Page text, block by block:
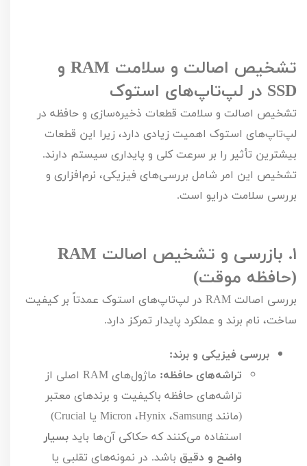
تشخیص اصالت و سلامت RAM و
SSD در لپ‌تاپ‌های استوک
تشخیص اصالت و سلامت قطعات ذخیره‌سازی و حافظه در
لپ‌تاپ‌های استوک اهمیت زیادی دارد، زیرا این قطعات
بیشترین تأثیر را بر سرعت کلی و پایداری سیستم دارند.
تشخیص این امر شامل بررسی‌های فیزیکی، نرم‌افزاری و
بررسی سلامت درایو است.
۱. بازرسی و تشخیص اصالت RAM
(حافظه موقت)
بررسی اصالت RAM در لپ‌تاپ‌های استوک عمدتاً بر کیفیت
ساخت، نام برند و عملکرد پایدار تمرکز دارد.
بررسی فیزیکی و برند:
تراشه‌های حافظه: ماژول‌های RAM اصلی از
تراشه‌های حافظه باکیفیت و برندهای معتبر
(مانند Samsung، Hynix، Micron یا Crucial
)
استفاده می‌کنند که حکاکی آن‌ها باید بسیار
واضح و دقیق باشد. در نمونه‌های تقلبی یا